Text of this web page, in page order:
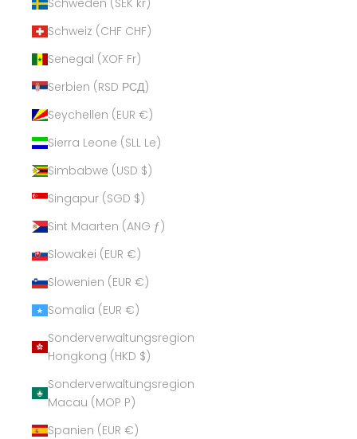
Schweiz (CHF CHF)
Senegal (XOF Fr)
Serbien (RSD РСД)
Seychellen (EUR €)
Sierra Leone (SLL Le)
Simbabwe (USD $)
Singapur (SGD $)
Sint Maarten (ANG ƒ)
Slowakei (EUR €)
Slowenien (EUR €)
Somalia (EUR €)
Sonderverwaltungsregion
Hongkong (HKD $)
Sonderverwaltungsregion
Macau (MOP P)
Spanien (EUR €)